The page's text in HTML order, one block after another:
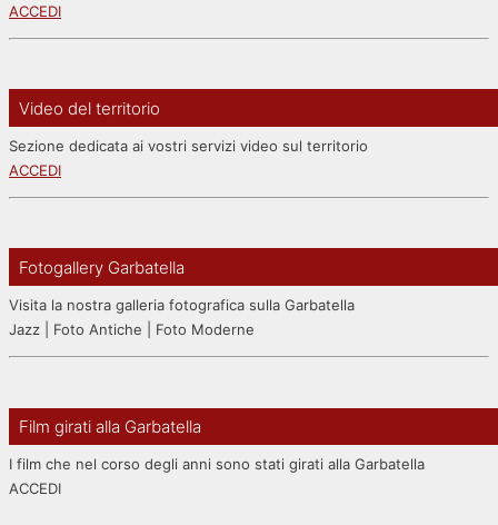
ACCEDI
Video del territorio
Sezione dedicata ai vostri servizi video sul territorio
ACCEDI
Fotogallery Garbatella
Visita la nostra galleria fotografica sulla Garbatella
Jazz | Foto Antiche | Foto Moderne
Film girati alla Garbatella
I film che nel corso degli anni sono stati girati alla Garbatella
ACCEDI